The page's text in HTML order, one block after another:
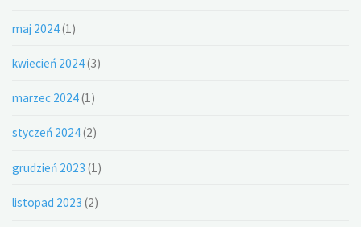
maj 2024(1)
kwiecień 2024(3)
marzec 2024(1)
styczeń 2024(2)
grudzień 2023 (1)
listopad 2023 (2)